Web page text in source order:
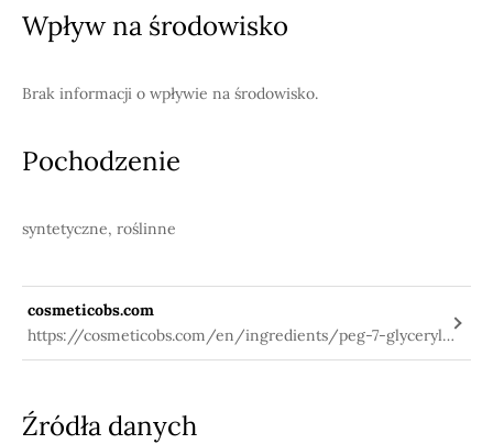
Wpływ na środowisko
Brak informacji o wpływie na środowisko.
Pochodzenie
syntetyczne, roślinne
cosmeticobs.com
https://cosmeticobs.com/en/ingredients/peg-7-glyceryl-
cocoate-196
Źródła danych